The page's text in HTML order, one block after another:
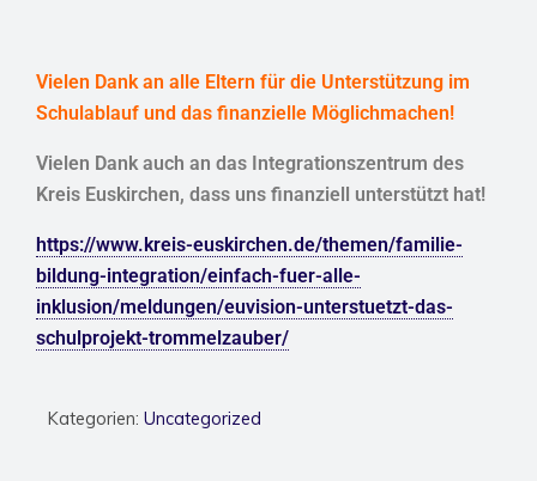
Vielen Dank an alle Eltern für die Unterstützung im
Schulablauf und das finanzielle Möglichmachen!
Vielen Dank auch an das Integrationszentrum des
Kreis Euskirchen, dass uns finanziell unterstützt hat!
https://www.kreis-euskirchen.de/themen/familie-
bildung-integration/einfach-fuer-alle-
inklusion/meldungen/euvision-unterstuetzt-das-
schulprojekt-trommelzauber/
Kategorien: Uncategorized